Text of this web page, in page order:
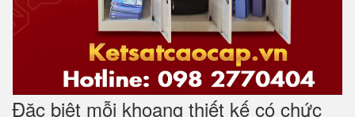
Đặc biệt mỗi khoang thiết kế có chức